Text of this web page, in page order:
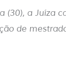
(30), a Juíza
de